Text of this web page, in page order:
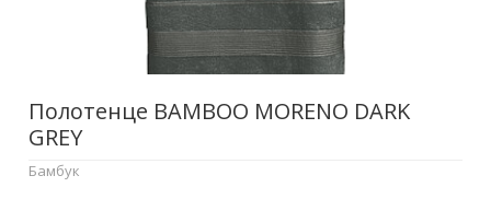
Полотенце BAMBOO MORENO DARK
GREY
Бамбук